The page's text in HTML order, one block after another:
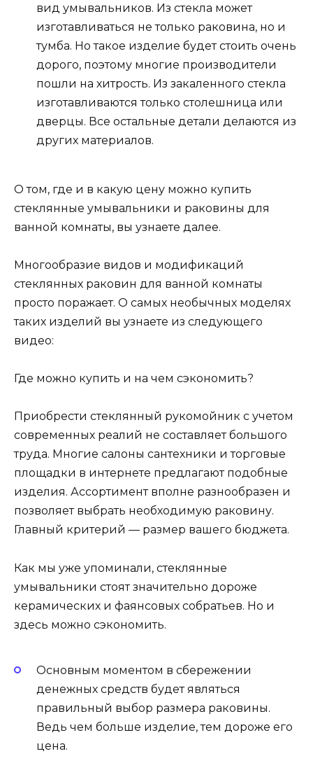
вид умывальников. Из стекла может
изготавливаться не только раковина, но и
тумба. Но такое изделие будет стоить очень
дорого, поэтому многие производители
пошли на хитрость. Из закаленного стекла
изготавливаются только столешница или
дверцы. Все остальные детали делаются из
других материалов.
О том, где и в какую цену можно купить
стеклянные умывальники и раковины для
ванной комнаты, вы узнаете далее.
Многообразие видов и модификаций
стеклянных раковин для ванной комнаты
просто поражает. О самых необычных моделях
таких изделий вы узнаете из следующего
видео:
Где можно купить и на чем сэкономить?
Приобрести стеклянный рукомойник с учетом
современных реалий не составляет большого
труда. Многие салоны сантехники и торговые
площадки в интернете предлагают подобные
изделия. Ассортимент вполне разнообразен и
позволяет выбрать необходимую раковину.
Главный критерий — размер вашего бюджета.
Как мы уже упоминали, стеклянные
умывальники стоят значительно дороже
керамических и фаянсовых собратьев. Но и
здесь можно сэкономить.
Основным моментом в сбережении
денежных средств будет являться
правильный выбор размера раковины.
Ведь чем больше изделие, тем дороже его
цена.